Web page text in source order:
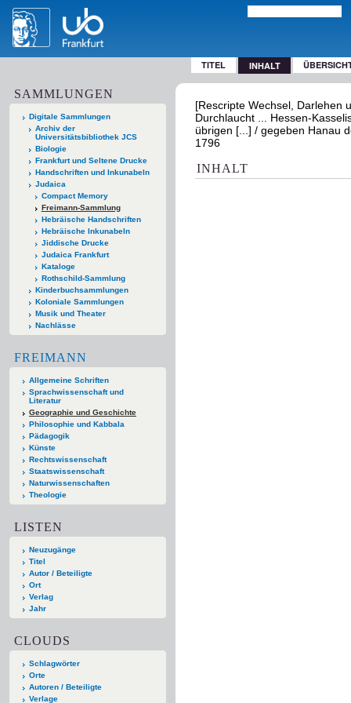
TITEL INHALT
SAMMLUNGEN
Digitale Sammlungen
Archiv der
Universitätsbibliothek JCS
Biologie
Frankfurt und Seltene Drucke
Handschriften und Inkunabeln
Judaica
Compact Memory
Freimann-Sammlung
Hebräische Handschriften
Hebräische Inkunabeln
Jiddische Drucke
Judaica Frankfurt
Kataloge
Rothschild-Sammlung
Kinderbuchsammlungen
Koloniale Sammlungen
Musik und Theater
Nachlässe
FREIMANN
Allgemeine Schriften
Sprachwissenschaft und
Literatur
Geographie und Geschichte
Philosophie und Kabbala
Pädagogik
Künste
Rechtswissenschaft
Staatswissenschaft
Naturwissenschaften
Theologie
LISTEN
Neuzugänge
Titel
Autor / Beteiligte
Ort
Verlag
Jahr
CLOUDS
Schlagwörter
Orte
Autoren / Beteiligte
Verlage
[Rescripte Wechsel, Darlehen
Durchlaucht ... Hessen-
übrigen [...] / gegeben Hanau
1796
INHALT